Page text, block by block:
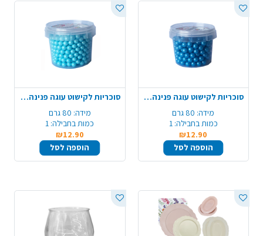
סוכריות לקישוט עוגה פנינה 80 ג' - כחול
מידה: 80 גרם
כמות בחבילה: 1
₪12.90
הוספה לסל
סוכריות לקישוט עוגה פנינה 80 ג' - תכלת
מידה: 80 גרם
כמות בחבילה: 1
₪12.90
הוספה לסל